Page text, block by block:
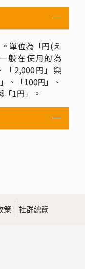
單位為「円(え
般在使用的為
「2,000円」與
、「100円」、
「1円」。
策 社群總覽